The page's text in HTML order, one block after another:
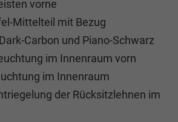
vorne
Mittelteil mit Bezug
Carbon und Piano-Schwarz
im Innenraum vorn
im Innenraum
der Rücksitzlehnen im